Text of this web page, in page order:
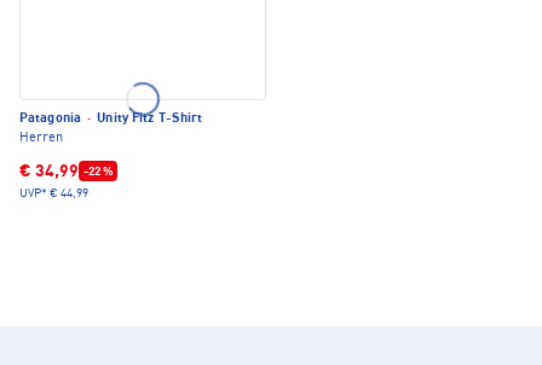
Patagonia · Unity Fitz T-Shirt
Herren
€ 34,99 -22 %
UVP* € 44,99